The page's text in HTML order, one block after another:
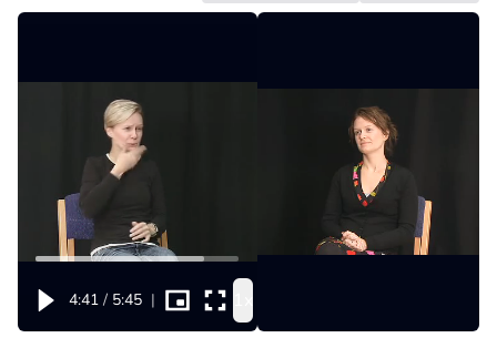
4:41 / 5:45 |